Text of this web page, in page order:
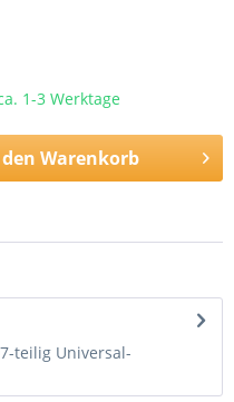
1-3 Werktage
Warenkorb
teilig Universal-